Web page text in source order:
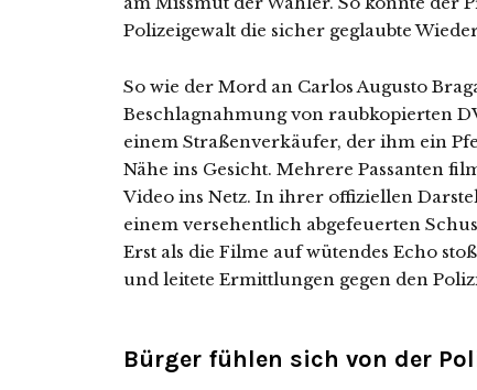
Polizeigewalt die sicher geglaubte
So wie der Mord an Carlos Augusto
Beschlagnahmung von raubkopierten
einem Straßenverkäufer, der ihm ein
Nähe ins Gesicht. Mehrere Passanten
Video ins Netz. In ihrer offiziellen
einem versehentlich abgefeuerten
Erst als die Filme auf wütendes Echo
und leitete Ermittlungen gegen den
Bürger fühlen sich von der